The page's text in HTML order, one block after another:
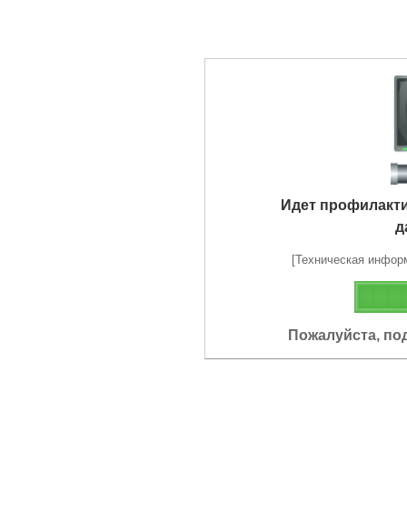
Идет
[Техническая
Пожалуйста,